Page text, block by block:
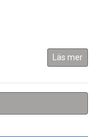
Läs mer